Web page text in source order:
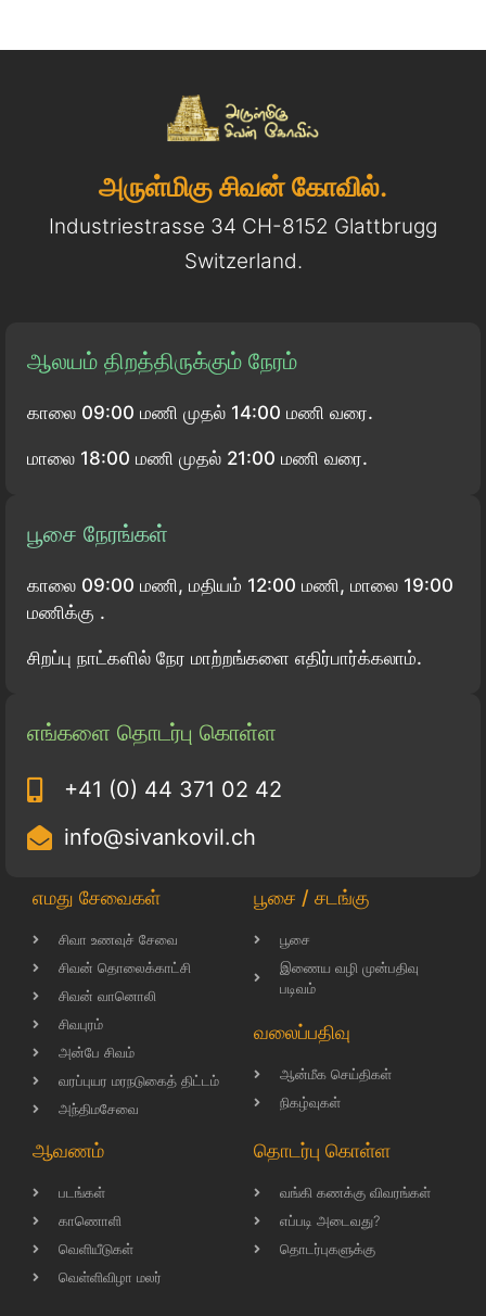
அருள்மிகு சிவன் கோவில்.
Industriestrasse 34 CH-8152 Glattbrugg
Switzerland.
ஆலயம் திறத்திருக்கும் நேரம்
காலை 09:00 மணி முதல் 14:00 மணி வரை.
மாலை 18:00 மணி முதல் 21:00 மணி வரை.
பூசை நேரங்கள்
காலை 09:00 மணி, மதியம் 12:00 மணி, மாலை 19:00
மணிக்கு .
சிறப்பு நாட்களில் நேர மாற்றங்களை எதிர்பார்க்கலாம்.
எங்களை தொடர்பு கொள்ள
+41 (0) 44 371 02 42
info@sivankovil.ch
எமது சேவைகள்
சிவா உணவுச் சேவை
சிவன் தொலைக்காட்சி
சிவன் வானொலி
சிவபுரம்
அன்பே சிவம்
வரப்புயர மரநடுகைத் திட்டம்
அந்திமசேவை
பூசை / சடங்கு
பூசை
இணைய வழி முன்பதிவு
படிவம்
வலைப்பதிவு
ஆன்மீக செய்திகள்
நிகழ்வுகள்
ஆவணம்
படங்கள்
காணொளி
வெளியீடுகள்
வெள்ளிவிழா மலர்
தொடர்பு கொள்ள
வங்கி கணக்கு விவரங்கள்
எப்படி அடைவது?
தொடர்புகளுக்கு